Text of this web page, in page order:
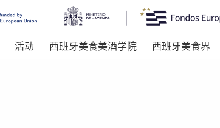
活动 西班牙美食美酒学院 西班牙美食界